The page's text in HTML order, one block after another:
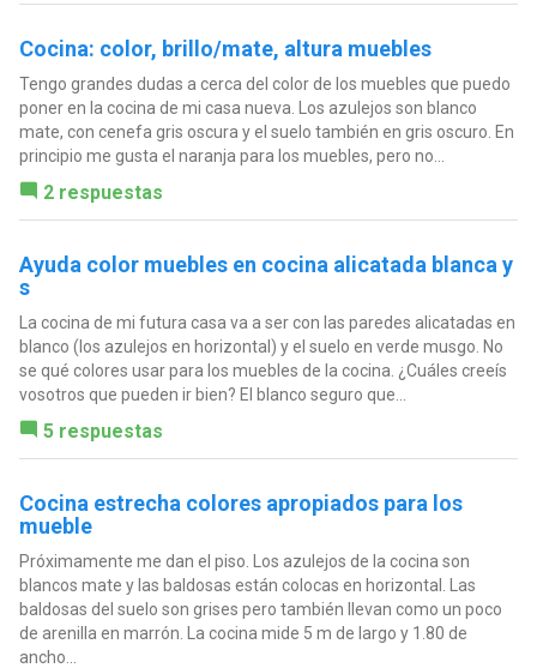
Cocina: color, brillo/mate, altura muebles
Tengo grandes dudas a cerca del color de los muebles que puedo
poner en la cocina de mi casa nueva. Los azulejos son blanco
mate, con cenefa gris oscura y el suelo también en gris oscuro. En
principio me gusta el naranja para los muebles, pero no...
2 respuestas
Ayuda color muebles en cocina alicatada blanca y
s
La cocina de mi futura casa va a ser con las paredes alicatadas en
blanco (los azulejos en horizontal) y el suelo en verde musgo. No
se qué colores usar para los muebles de la cocina. ¿Cuáles creeís
vosotros que pueden ir bien? El blanco seguro que...
5 respuestas
Cocina estrecha colores apropiados para los
mueble
Próximamente me dan el piso. Los azulejos de la cocina son
blancos mate y las baldosas están colocas en horizontal. Las
baldosas del suelo son grises pero también llevan como un poco
de arenilla en marrón. La cocina mide 5 m de largo y 1.80 de
ancho...